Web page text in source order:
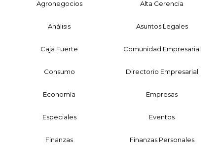
Agronegocios Alta Gerencia
Análisis Asuntos Legales
Caja Fuerte Comunidad Empresarial
Consumo Directorio Empresarial
Economía Empresas
Especiales Eventos
Finanzas Finanzas Personales